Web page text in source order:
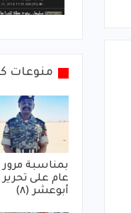
منوعات
بمناسبة مرور
عام على تحرير
أبوعشر (٨)